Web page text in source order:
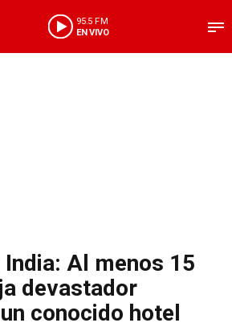
95.5 FM
EN VIVO
India: Al menos 15
devastador
conocido hotel